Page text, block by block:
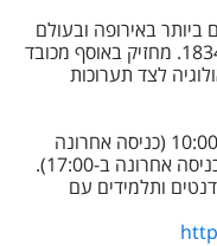
ביותר באירופה ובעולם
בתחום מדעי הטבע, שנוסד כבר בשנת 1834. מחזיק באוסף מכובד
לצד תערוכות
אפריל-אוקטובר, 10:00-20:00 (כניסה אחרונה
ותלמידים עם